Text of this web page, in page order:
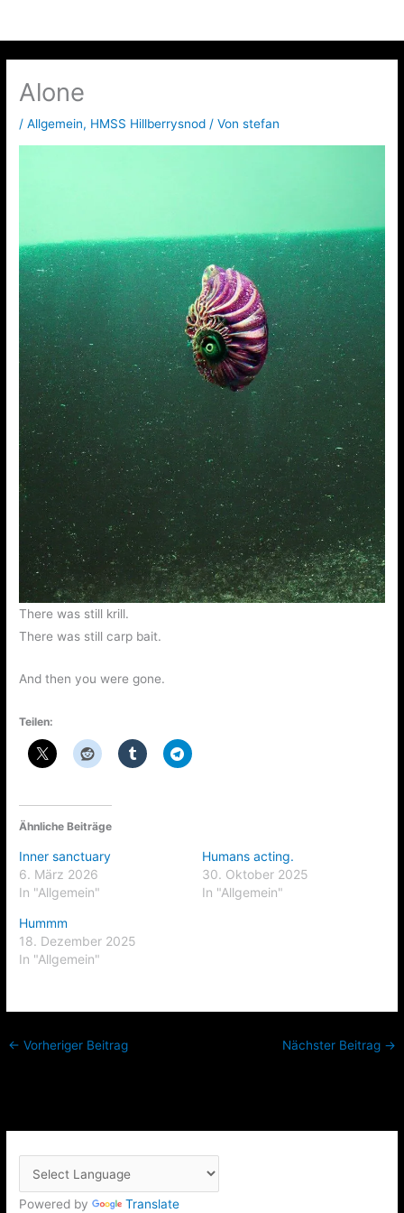
Alone
/Allgemein, HMSS Hillberrysnod / Vonstefan
There was still krill.
There was still carp bait.
And then you were gone.
Teilen:
Ähnliche Beiträge
Inner sanctuary
6. März 2026
In "Allgemein"
Humans acting.
30. Oktober 2025
In "Allgemein"
Hummm
18. Dezember 2025
In "Allgemein"
← Vorheriger Beitrag Nächster Beitrag →
Powered by Translate